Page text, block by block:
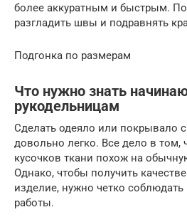
более аккуратным и быстрым.
разгладить швы и подравнять
Подгонка по размерам
Что нужно знать
рукодельницам
Сделать одеяло или покрывало
довольно легко. Все дело в том,
кусочков ткани похож на
Однако, чтобы получить
изделие, нужно четко соблюдать
работы.